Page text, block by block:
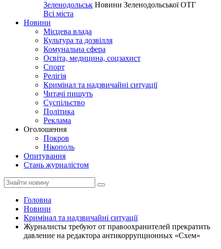
Зеленодольськ Новини Зеленодольської ОТГ
Всі міста
Новини
Місцева влада
Культура та дозвілля
Комунальна сфера
Освіта, медицина, соцзахист
Спорт
Релігія
Кримінал та надзвичайні ситуації
Читачі пишуть
Суспільство
Політика
Реклама
Оголошення
Покров
Нікополь
Опитування
Стань журналістом
Головна
Новини
Кримінал та надзвичайні ситуації
Журналисты требуют от правоохранителей прекратить
давление на редактора антикоррупционных «Схем»